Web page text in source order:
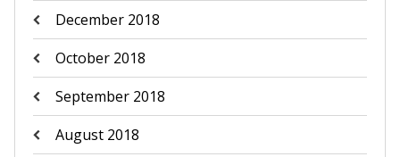
December 2018
October 2018
September 2018
August 2018